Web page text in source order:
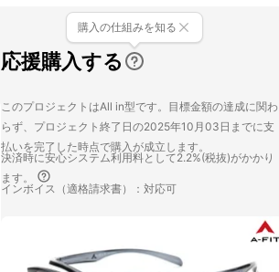
応援購入する
購入の仕組みを知る
このプロジェクトはAll in型です。目標金額の達成に関わ
らず、プロジェクト終了日の2025年10月03日までに支
払いを完了した時点で購入が成立します。
決済時に安心システム利用料として2.2%(税抜)がかかり
ます。
インボイス（適格請求書）：対応可